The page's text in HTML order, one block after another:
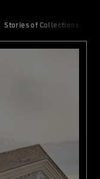
Stories of Collections